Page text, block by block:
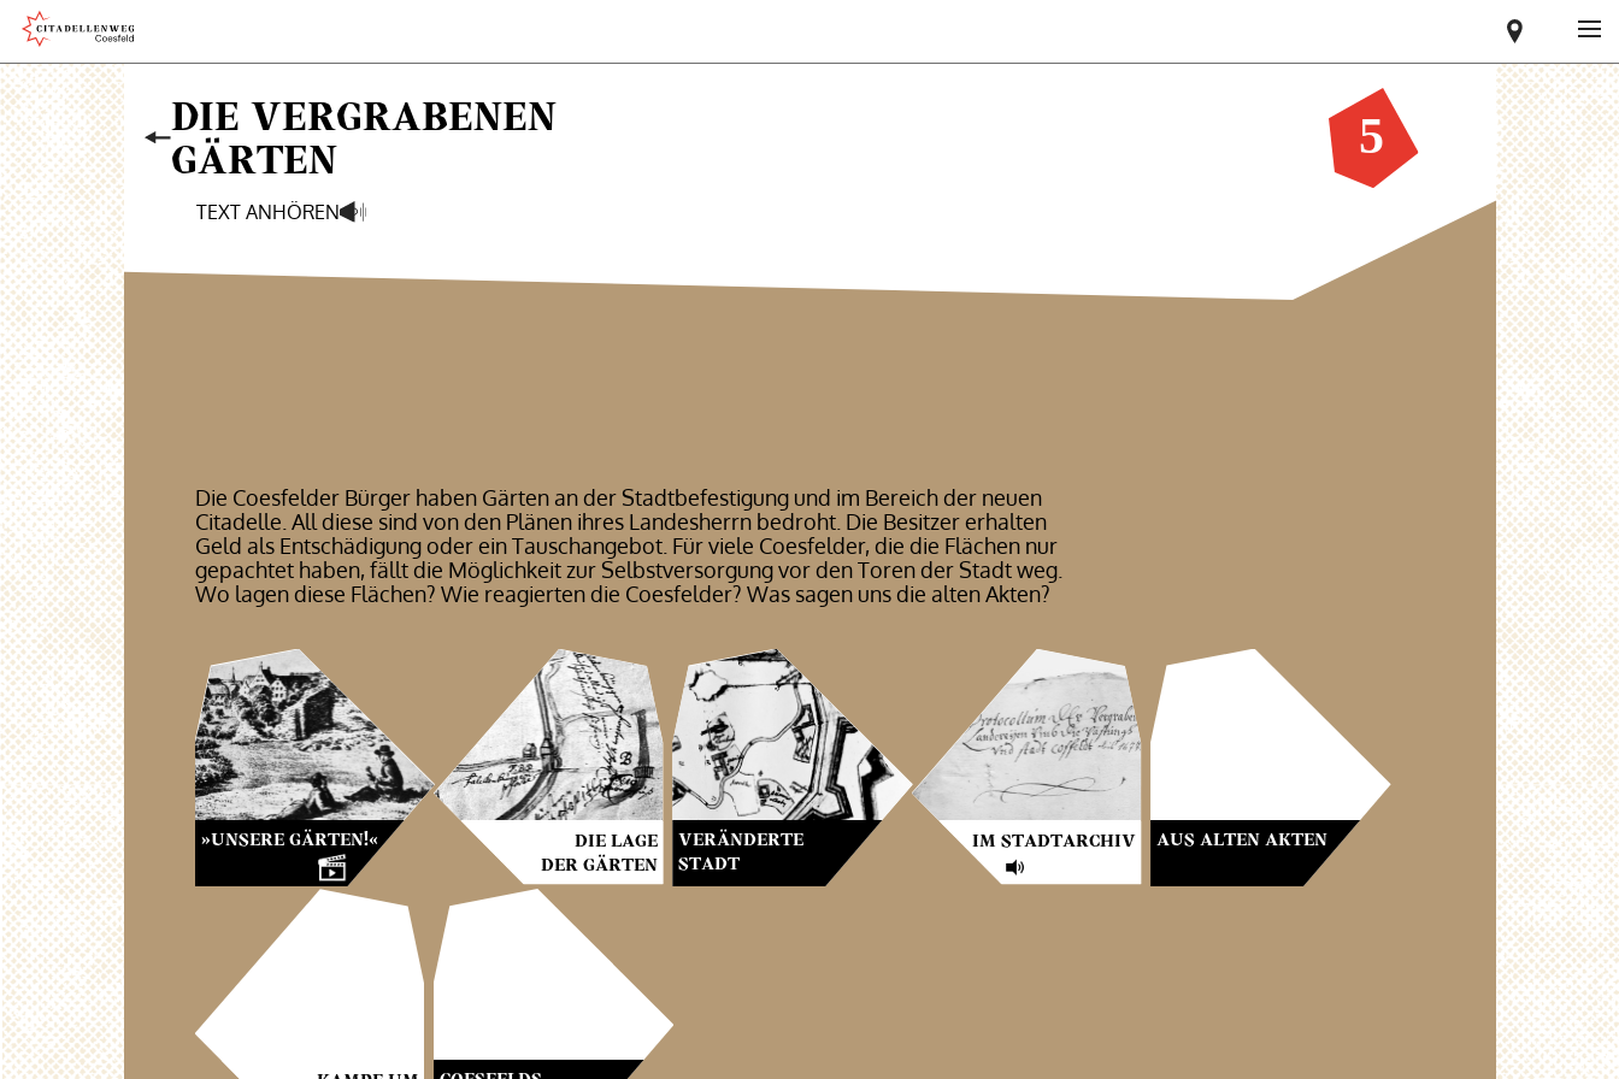
DIE VERGRABENEN
GÄRTEN
TEXT ANHÖREN
Die Coesfelder Bürger haben Gärten an der Stadtbefestigung und im Bereich der neuen
Citadelle. All diese sind von den Plänen ihres Landesherrn bedroht. Die Besitzer erhalten
Geld als Entschädigung oder ein Tauschangebot. Für viele Coesfelder, die die Flächen nur
gepachtet haben, fällt die Möglichkeit zur Selbstversorgung vor den Toren der Stadt weg.
Wo lagen diese Flächen? Wie reagierten die Coesfelder? Was sagen uns die alten Akten?
»UNSERE GÄRTEN!«
DIE LAGE
DER GÄRTEN
VERÄNDERTE
STADT
IM STADTARCHIV AUS ALTEN AKTEN